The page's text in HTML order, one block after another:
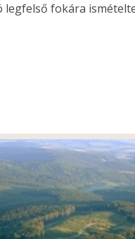
legfelső fokára